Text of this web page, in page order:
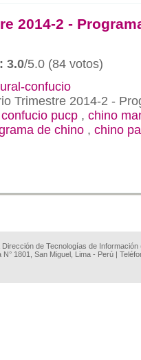
2014-2 -
3.0/5.0 (84 votos)
confucio
Trimestre 2014-2 -
pucp , chino
de chino , chino
de Tecnologías de
N° 1801, San Miguel, Lima - Perú |